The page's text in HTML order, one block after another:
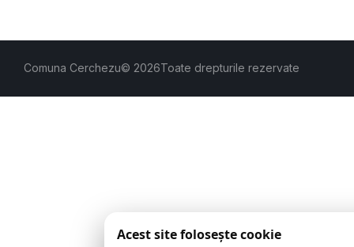
Comuna Cerchezu© 2026Toate drepturile rezervate
Acest site folosește cookie